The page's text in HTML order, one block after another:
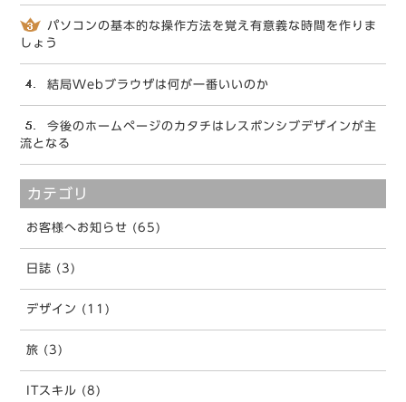
パソコンの基本的な操作方法を覚え有意義な時間を作りま
しょう
結局Webブラウザは何が一番いいのか
今後のホームページのカタチはレスポンシブデザインが主
流となる
カテゴリ
お客様へお知らせ (65)
日誌 (3)
デザイン (11)
旅 (3)
ITスキル (8)